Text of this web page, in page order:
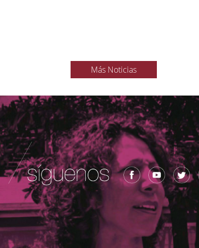
Más Noticias